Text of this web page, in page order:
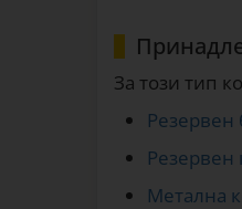
За този тип
Резервен
Резервен
Метална